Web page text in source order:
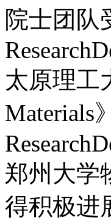
院士团队
太原理工
Materials
郑州大学
得积极进